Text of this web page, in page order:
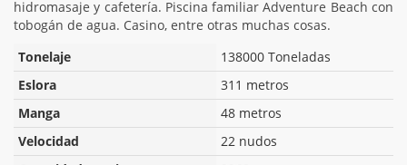
hidromasaje y cafetería. Piscina familiar Adventure Beach con
tobogán de agua. Casino, entre otras muchas cosas.
Tonelaje
138000 Toneladas
Eslora
311 metros
Manga
48 metros
Velocidad
22 nudos